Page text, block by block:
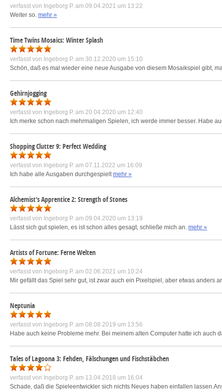
verfasst von Ingeborg P. am 09.04.2021 um 13:22
Weiter so. mehr »
Time Twins Mosaics: Winter Splash
verfasst von Ingeborg P. am 30.12.2020 um 15:10
Schön, daß es mal wieder eine neue Ausgabe von diesem Mosaikspiel gibt,
Gehirnjogging
verfasst von Ingeborg P. am 20.04.2020 um 12:40
Ich merke schon nach mehrmaligen Spielen, ich werde immer besser. Habe
Shopping Clutter 9: Perfect Wedding
verfasst von Ingeborg P. am 07.11.2022 um 16:09
Ich habe alle Ausgaben durchgespieltmehr »
Alchemist's Apprentice 2: Strength of Stones
verfasst von Ingeborg P. am 09.04.2020 um 13:19
Lässt sich gut spielen, es ist schon alles gesagt, schließe mich an. mehr »
Artists of Fortune: Ferne Welten
verfasst von Ingeborg P. am 02.06.2021 um 10:24
Mir gefällt das Spiel sehr gut, ist zwar auch ein Pixelspiel, aber etwas anders
Neptunia
verfasst von Ingeborg P. am 08.08.2019 um 13:56
Habe auch keine Probleme mehr. Bei meinem alten Computer hatte ich auch
Tales of Lagoona 3: Fehden, Fälschungen und Fischstäbchen
verfasst von Ingeborg P. am 13.04.2018 um 16:04
Schade, daß die Spieleentwickler sich nichts Neues haben einfallen